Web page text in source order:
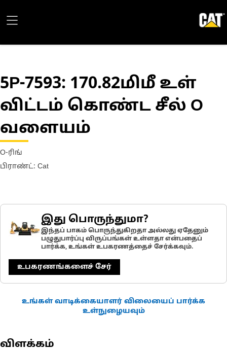
5P-7593: 170.82மிமீ உள்
விட்டம் கொண்ட சீல் O
வளையம்
O-ரிங்
பிராண்ட்: Cat
இது பொருந்துமா?
இந்தப் பாகம் பொருந்துகிறதா அல்லது ஏதேனும்
பழுதுபார்ப்பு விருப்பங்கள் உள்ளதா என்பதைப்
பார்க்க, உங்கள் உபகரணத்தைச் சேர்க்கவும்.
உபகரணங்களைச் சேர்
உங்கள் வாடிக்கையாளர் விலையைப் பார்க்க
உள்நுழையவும்
விளக்கம்